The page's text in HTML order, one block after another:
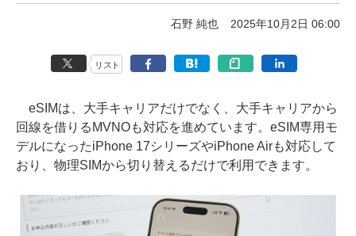
石野 純也 2025年10月2日 06:00
リスト
eSIMは、大手キャリアだけでなく、大手キャリアから
回線を借りるMVNOも対応を進めています。eSIM専用モ
デルになったiPhone 17シリーズやiPhone Airも対応して
おり、物理SIMから切り替えるだけで利用できます。